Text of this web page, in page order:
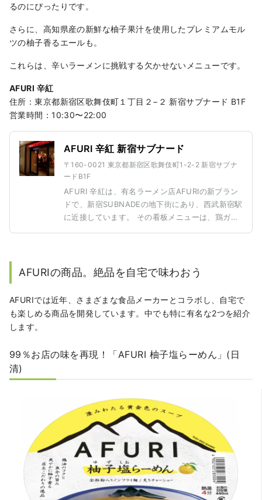
るのにぴったりです。
さらに、高知県産の新鮮な柚子果汁を使用したプレミアムモル
ツの柚子香るエールも。
これらは、辛いラーメンに挑戦する欠かせないメニューです。
AFURI 辛紅
住所：東京都新宿区歌舞伎町１丁目２−２ 新宿サブナード B1F
営業時間：10:30〜22:00
AFURI 辛紅 新宿サブナード
〒160-0021 東京都新宿区歌舞伎町1-2-2 新宿サブナ
ードB1F
AFURI 辛紅は、有名ラーメン店AFURIの新ブラン
ドで、新宿SUBNADEの地下街にあり、西武新宿駅
に近接しています。 その看板メニューは、鶏ガラ
AFURIの商品。絶品を自宅で味わおう
AFURIでは近年、さまざまな食品メーカーとコラボし、自宅で
も楽しめる商品を開発しています。中でも特に有名な2つを紹介
します。
99％お店の味を再現！「AFURI 柚子塩らーめん」(日
清)